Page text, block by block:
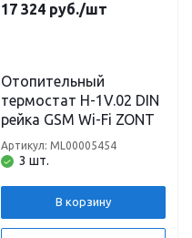
17 324 руб./шт
Отопительный
термостат H-1V.02 DIN
рейка GSM Wi-Fi ZONT
3 шт.
Артикул: ML00005454
В корзину